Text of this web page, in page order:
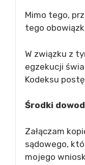
Mimo tego,
tego
W związku z
egzekucji
Kodeksu
Środki
Załączam
sądowego,
mojego